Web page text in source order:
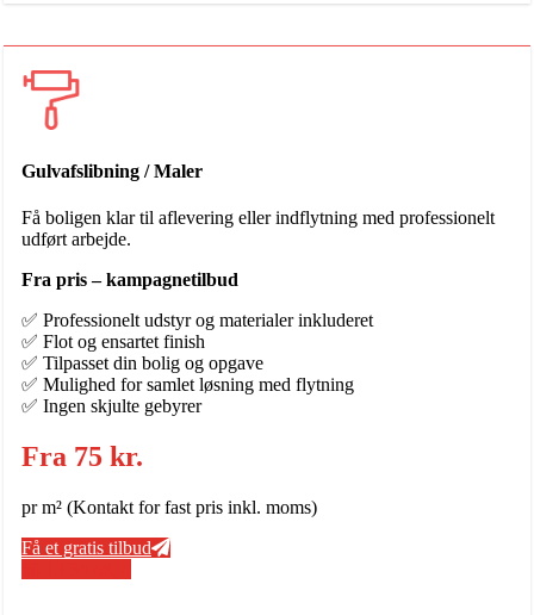
Gulvafslibning / Maler
Få boligen klar til aflevering eller indflytning med professionelt
udført arbejde.
Fra pris – kampagnetilbud
✅ Professionelt udstyr og materialer inkluderet
✅ Flot og ensartet finish
✅ Tilpasset din bolig og opgave
✅ Mulighed for samlet løsning med flytning
✅ Ingen skjulte gebyrer
Fra 75 kr.
pr m² (Kontakt for fast pris inkl. moms)
Få et gratis tilbud